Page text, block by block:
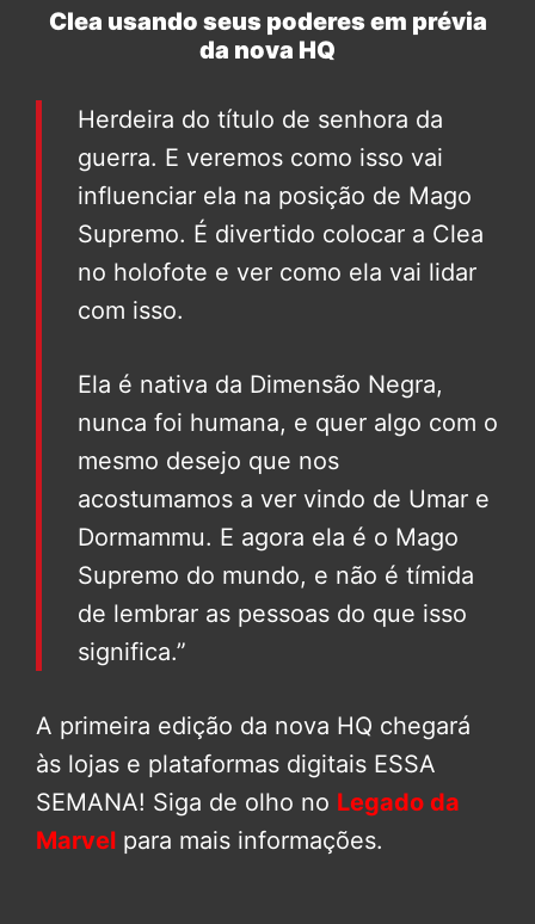
Clea usando seus poderes em prévia
da nova HQ
Herdeira do título de senhora da
guerra. E veremos como isso vai
influenciar ela na posição de Mago
Supremo. É divertido colocar a Clea
no holofote e ver como ela vai lidar
com isso.
Ela é nativa da Dimensão Negra,
nunca foi humana, e quer algo com o
mesmo desejo que nos
acostumamos a ver vindo de Umar e
Dormammu. E agora ela é o Mago
Supremo do mundo, e não é tímida
de lembrar as pessoas do que isso
significa.”
A primeira edição da nova HQ chegará
às lojas e plataformas digitais ESSA
SEMANA! Siga de olho no Legado da
Marvel para mais informações.